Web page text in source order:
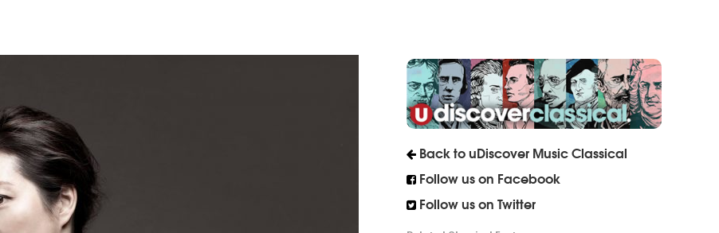
Back to uDiscover Music Classical
Follow us on Facebook
Follow us on Twitter